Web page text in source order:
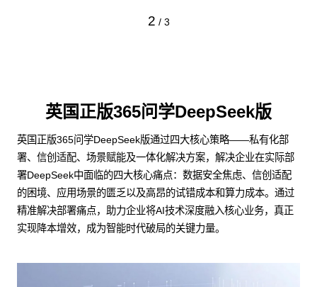
2 / 3
英国正版365问学DeepSeek版
英国正版365问学DeepSeek版通过四大核心策略——私有化部
署、信创适配、场景赋能及一体化解决方案，解决企业在实际部
署DeepSeek中面临的四大核心痛点：数据安全焦虑、信创适配
的困境、应用场景的匮乏以及高昂的试错成本和算力成本。通过
精准解决部署痛点，助力企业将AI技术深度融入核心业务，真正
实现降本增效，成为智能时代破局的关键力量。